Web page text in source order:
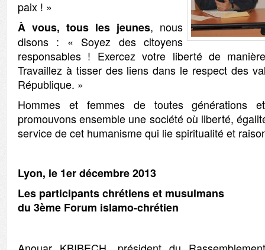
paix ! »
À vous, tous les jeunes, nous
disons : « Soyez des citoyens
responsables ! Exercez votre liberté de
Travaillez à tisser des liens dans le respect des
République. »
Hommes et femmes de toutes générations
promouvons ensemble une société où liberté,
service de cet humanisme qui lie spiritualité et
Lyon, le 1er décembre 2013
Les participants chrétiens et musulmans
du 3ème Forum islamo-chrétien